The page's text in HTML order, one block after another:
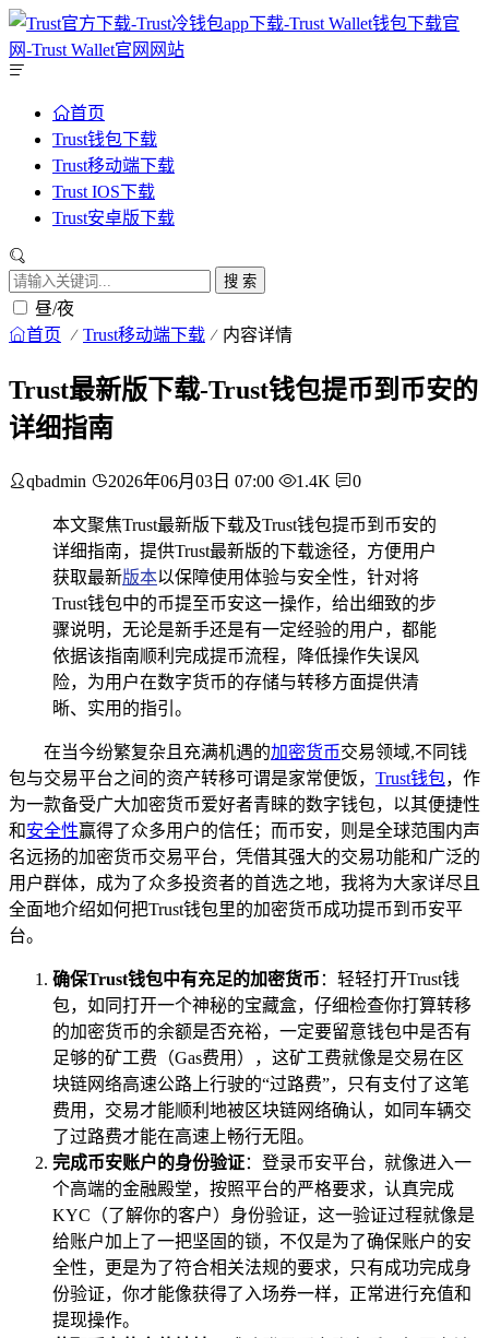
首页
Trust钱包下载
Trust移动端下载
Trust IOS下载
Trust安卓版下载
搜 索
昼/夜
首页 Trust移动端下载 内容详情
Trust最新版下载-Trust钱包提币到币安的
详细指南
qbadmin 2026年06月03日 07:00 1.4K 0
本文聚焦Trust最新版下载及Trust钱包提币到币安的
详细指南，提供Trust最新版的下载途径，方便用户
获取最新版本以保障使用体验与安全性，针对将
Trust钱包中的币提至币安这一操作，给出细致的步
骤说明，无论是新手还是有一定经验的用户，都能
依据该指南顺利完成提币流程，降低操作失误风
险，为用户在数字货币的存储与转移方面提供清
晰、实用的指引。
在当今纷繁复杂且充满机遇的加密货币交易领域,不同钱
包与交易平台之间的资产转移可谓是家常便饭， Trust钱包，作
为一款备受广大加密货币爱好者青睐的数字钱包，以其便捷性
和安全性赢得了众多用户的信任；而币安，则是全球范围内声
名远扬的加密货币交易平台，凭借其强大的交易功能和广泛的
用户群体，成为了众多投资者的首选之地，我将为大家详尽且
全面地介绍如何把Trust钱包里的加密货币成功提币到币安平
台。
确保Trust钱包中有充足的加密货币 ：轻轻打开Trust钱
包，如同打开一个神秘的宝藏盒，仔细检查你打算转移
的加密货币的余额是否充裕，一定要留意钱包中是否有
足够的矿工费（Gas费用），这矿工费就像是交易在区
块链网络高速公路上行驶的“过路费”，只有支付了这笔
费用，交易才能顺利地被区块链网络确认，如同车辆交
了过路费才能在高速上畅行无阻。
完成币安账户的身份验证：登录币安平台，就像进入一
个高端的金融殿堂，按照平台的严格要求，认真完成
KYC（了解你的客户）身份验证，这一验证过程就像是
给账户加上了一把坚固的锁，不仅是为了确保账户的安
全性，更是为了符合相关法规的要求，只有成功完成身
份验证，你才能像获得了入场券一样，正常进行充值和
提现操作。